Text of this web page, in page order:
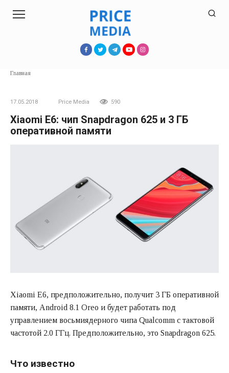
Главная
17.05.2018 Price Media 590
Xiaomi E6: чип Snapdragon 625 и 3 ГБ
оперативной памяти
Xiaomi E6, предположительно, получит 3 ГБ оперативной
памяти, Android 8.1 Oreo и будет работать под
управлением восьмиядерного чипа Qualcomm с тактовой
частотой 2.0 ГГц. Предположительно, это Snapdragon 625.
Что известно